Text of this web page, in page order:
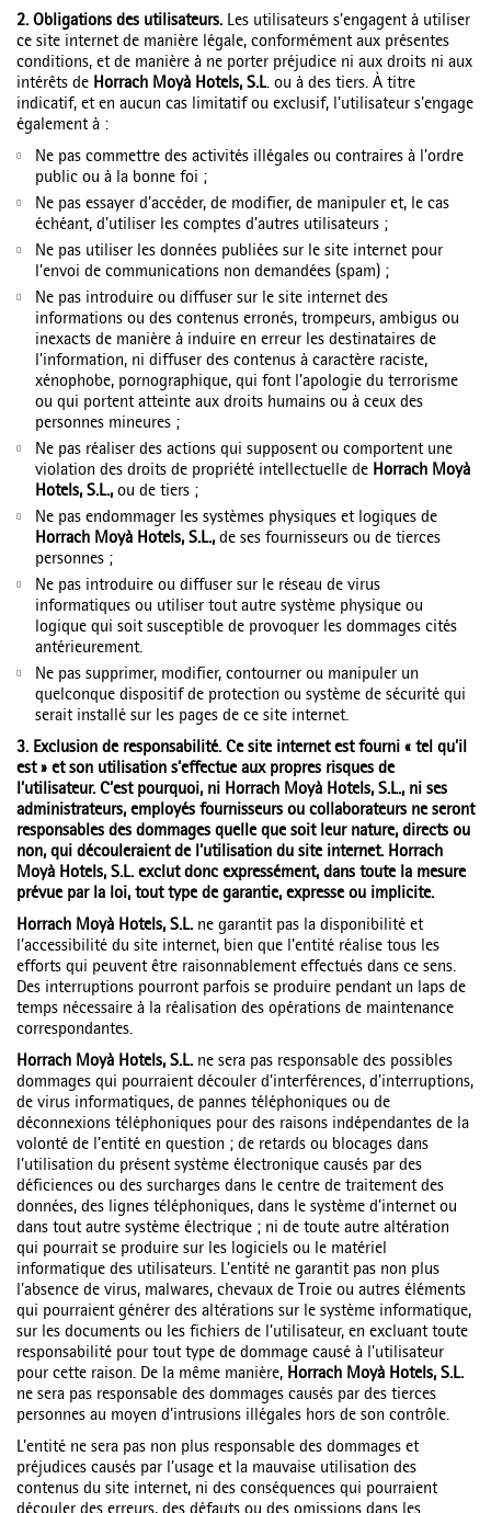
2. Obligations des utilisateurs. Les utilisateurs s’engagent à utiliser
ce site internet de manière légale, conformément aux présentes
conditions, et de manière à ne porter préjudice ni aux droits ni aux
intérêts de Horrach Moyà Hotels, S.L. ou à des tiers. À titre
indicatif, et en aucun cas limitatif ou exclusif, l’utilisateur s’engage
également à :
Ne pas commettre des activités illégales ou contraires à l’ordre
public ou à la bonne foi ;
Ne pas essayer d’accéder, de modifier, de manipuler et, le cas
échéant, d’utiliser les comptes d’autres utilisateurs ;
Ne pas utiliser les données publiées sur le site internet pour
l’envoi de communications non demandées (spam) ;
Ne pas introduire ou diffuser sur le site internet des
informations ou des contenus erronés, trompeurs, ambigus ou
inexacts de manière à induire en erreur les destinataires de
l’information, ni diffuser des contenus à caractère raciste,
xénophobe, pornographique, qui font l’apologie du terrorisme
ou qui portent atteinte aux droits humains ou à ceux des
personnes mineures ;
Ne pas réaliser des actions qui supposent ou comportent une
violation des droits de propriété intellectuelle de Horrach Moyà
Hotels, S.L.,ou de tiers ;
Ne pas endommager les systèmes physiques et logiques de
Horrach Moyà Hotels, S.L.,de ses fournisseurs ou de tierces
personnes ;
Ne pas introduire ou diffuser sur le réseau de virus
informatiques ou utiliser tout autre système physique ou
logique qui soit susceptible de provoquer les dommages cités
antérieurement.
Ne pas supprimer, modifier, contourner ou manipuler un
quelconque dispositif de protection ou système de sécurité qui
serait installé sur les pages de ce site internet.
3. Exclusion de responsabilité. Ce site internet est fourni « tel qu’il
est » et son utilisation s’effectue aux propres risques de
l’utilisateur. C’est pourquoi, ni Horrach Moyà Hotels, S.L., ni ses
administrateurs, employés fournisseurs ou collaborateurs ne seront
responsables des dommages quelle que soit leur nature, directs ou
non, qui découleraient de l’utilisation du site internet. Horrach
Moyà Hotels, S.L. exclut donc expressément, dans toute la mesure
prévue par la loi, tout type de garantie, expresse ou implicite.
Horrach Moyà Hotels, S.L. ne garantit pas la disponibilité et
l’accessibilité du site internet, bien que l’entité réalise tous les
efforts qui peuvent être raisonnablement effectués dans ce sens.
Des interruptions pourront parfois se produire pendant un laps de
temps nécessaire à la réalisation des opérations de maintenance
correspondantes.
Horrach Moyà Hotels, S.L. ne sera pas responsable des possibles
dommages qui pourraient découler d’interférences, d’interruptions,
de virus informatiques, de pannes téléphoniques ou de
déconnexions téléphoniques pour des raisons indépendantes de la
volonté de l’entité en question ; de retards ou blocages dans
l’utilisation du présent système électronique causés par des
déficiences ou des surcharges dans le centre de traitement des
données, des lignes téléphoniques, dans le système d’internet ou
dans tout autre système électrique ; ni de toute autre altération
qui pourrait se produire sur les logiciels ou le matériel
informatique des utilisateurs. L’entité ne garantit pas non plus
l’absence de virus, malwares, chevaux de Troie ou autres éléments
qui pourraient générer des altérations sur le système informatique,
sur les documents ou les fichiers de l’utilisateur, en excluant toute
responsabilité pour tout type de dommage causé à l’utilisateur
pour cette raison. De la même manière, Horrach Moyà Hotels, S.L.
ne sera pas responsable des dommages causés par des tierces
personnes au moyen d’intrusions illégales hors de son contrôle.
L’entité ne sera pas non plus responsable des dommages et
préjudices causés par l’usage et la mauvaise utilisation des
contenus du site internet, ni des conséquences qui pourraient